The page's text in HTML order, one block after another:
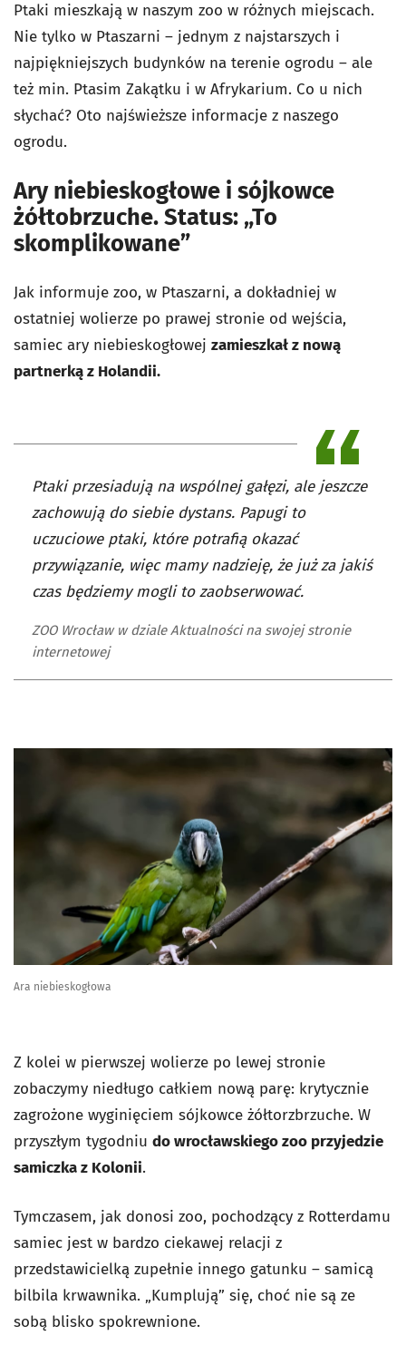
Ptaki mieszkają w naszym zoo w różnych miejscach.
Nie tylko w Ptaszarni – jednym z najstarszych i
najpiękniejszych budynków na terenie ogrodu – ale
też min. Ptasim Zakątku i w Afrykarium. Co u nich
słychać? Oto najświeższe informacje z naszego
ogrodu.
Ary niebieskogłowe i sójkowce
żółtobrzuche. Status: „To
skomplikowane”
Jak informuje zoo, w Ptaszarni, a dokładniej w
ostatniej wolierze po prawej stronie od wejścia,
samiec ary niebieskogłowej zamieszkał z nową
partnerką z Holandii.
Ptaki przesiadują na wspólnej gałęzi, ale jeszcze
zachowują do siebie dystans. Papugi to
uczuciowe ptaki, które potrafią okazać
przywiązanie, więc mamy nadzieję, że już za jakiś
czas będziemy mogli to zaobserwować.
ZOO Wrocław w dziale Aktualności na swojej stronie
internetowej
Ara niebieskogłowa
Z kolei w pierwszej wolierze po lewej stronie
zobaczymy niedługo całkiem nową parę: krytycznie
zagrożone wyginięciem sójkowce żółtorzbrzuche. W
przyszłym tygodniu do wrocławskiego zoo przyjedzie
samiczka z Kolonii.
Tymczasem, jak donosi zoo, pochodzący z Rotterdamu
samiec jest w bardzo ciekawej relacji z
przedstawicielką zupełnie innego gatunku – samicą
bilbila krwawnika. „Kumplują” się, choć nie są ze
sobą blisko spokrewnione.